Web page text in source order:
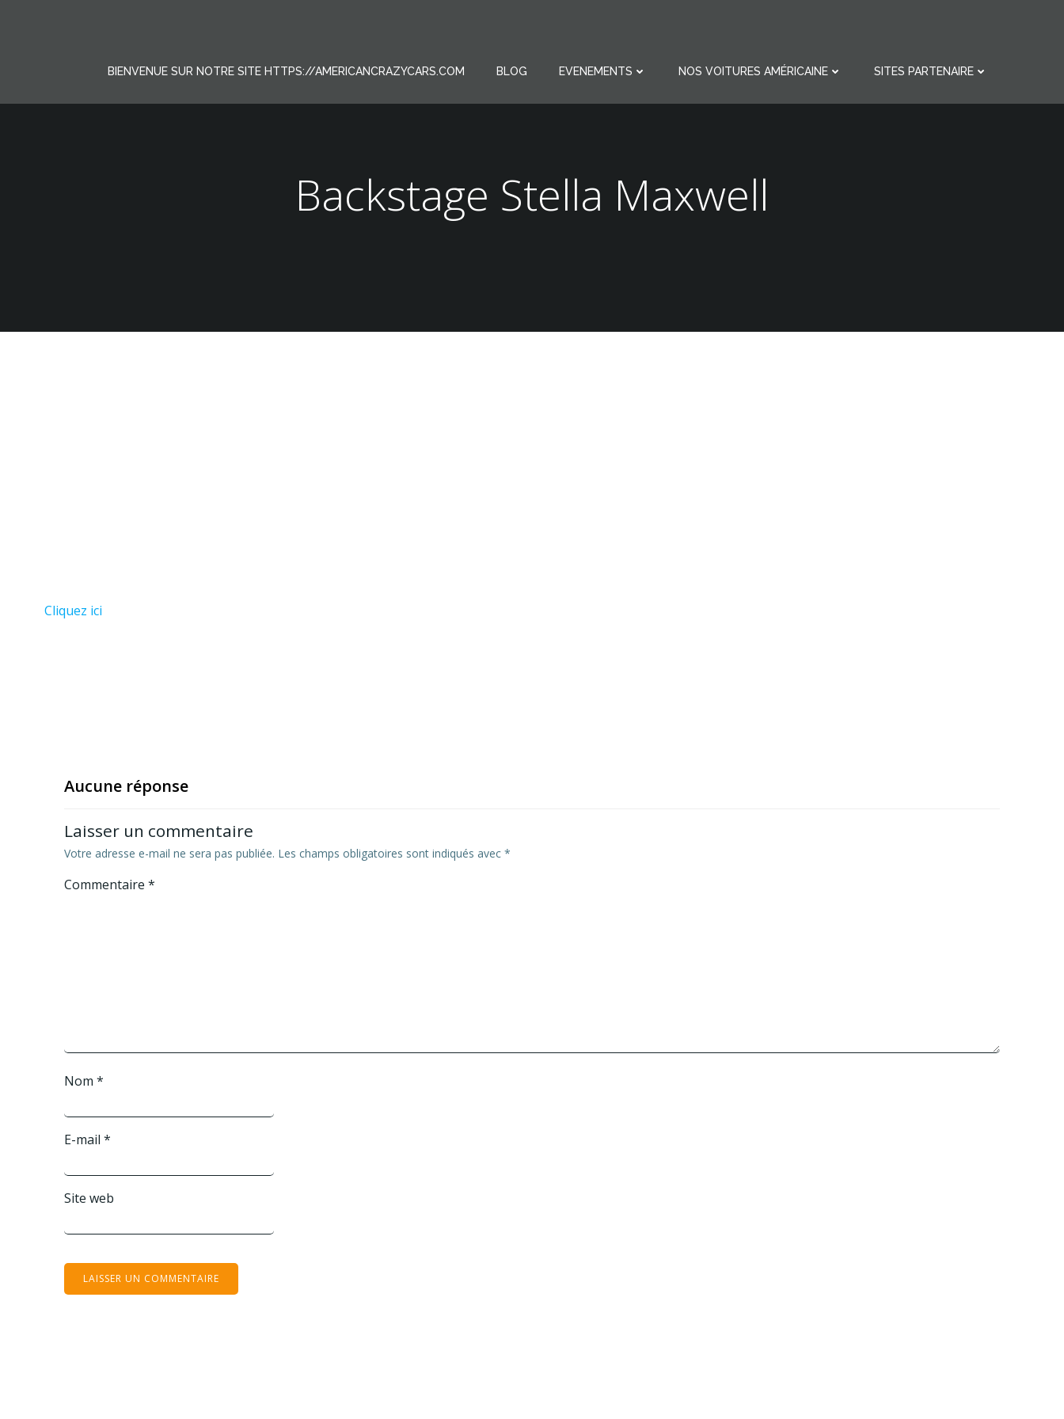
BIENVENUE SUR NOTRE SITE HTTPS://AMERICANCRAZYCARS.COM BLOG EVENEMENTS NOS VOITURES AMÉRICAINE SITES PARTENAIRE
Backstage Stella Maxwell
Cliquez ici
Aucune réponse
Laisser un commentaire
Votre adresse e-mail ne sera pas publiée. Les champs obligatoires sont indiqués avec *
Commentaire *
Nom *
E-mail *
Site web